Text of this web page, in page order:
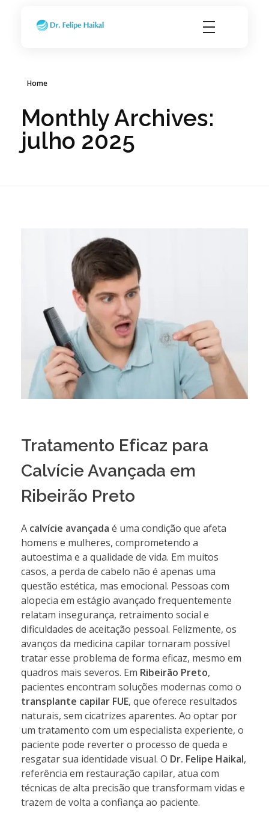
Home
Monthly Archives:
julho 2025
Tratamento Eficaz para
Calvície Avançada em
Ribeirão Preto
A calvície avançada é uma condição que afeta
homens e mulheres, comprometendo a
autoestima e a qualidade de vida. Em muitos
casos, a perda de cabelo não é apenas uma
questão estética, mas emocional. Pessoas com
alopecia em estágio avançado frequentemente
relatam insegurança, retraimento social e
dificuldades de aceitação pessoal. Felizmente, os
avanços da medicina capilar tornaram possível
tratar esse problema de forma eficaz, mesmo em
quadros mais severos. Em Ribeirão Preto,
pacientes encontram soluções modernas como o
transplante capilar FUE, que oferece resultados
naturais, sem cicatrizes aparentes. Ao optar por
um tratamento com um especialista experiente, o
paciente pode reverter o processo de queda e
resgatar sua identidade visual. O Dr. Felipe Haikal,
referência em restauração capilar, atua com
técnicas de alta precisão que transformam vidas e
trazem de volta a confiança ao paciente.